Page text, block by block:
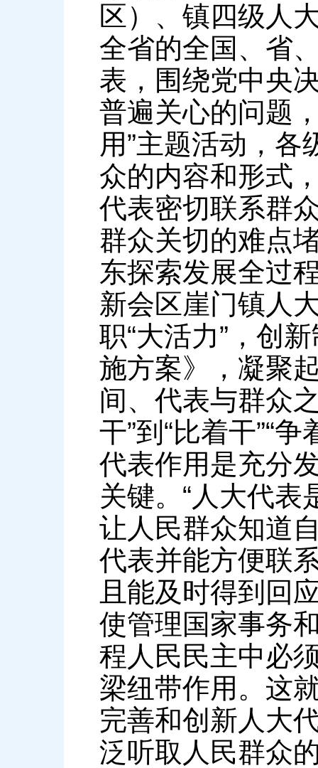
区）、镇四级人
全省的全国、省
表，围绕党中央
普遍关心的问题
用”主题活动，
众的内容和形式
代表密切联系群
群众关切的难点
东探索发展全过
新会区崖门镇人
职“大活力”，创
施方案》，凝聚
间、代表与群众
干”到“比着干”“
代表作用是充分
关键。“人大代
让人民群众知道
代表并能方便联
且能及时得到回
使管理国家事务
程人民民主中必
梁纽带作用。这
完善和创新人大
泛听取人民群众